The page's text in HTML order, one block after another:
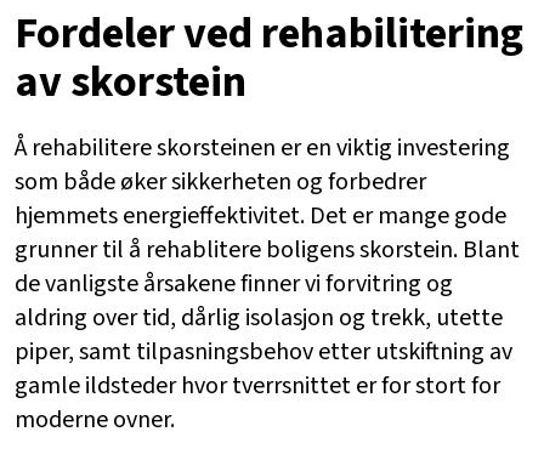
Fordeler ved rehabilitering
av skorstein
Å rehabilitere skorsteinen er en viktig investering
som både øker sikkerheten og forbedrer
hjemmets energieffektivitet. Det er mange gode
grunner til å rehablitere boligens skorstein. Blant
de vanligste årsakene finner vi forvitring og
aldring over tid, dårlig isolasjon og trekk, utette
piper, samt tilpasningsbehov etter utskiftning av
gamle ildsteder hvor tverrsnittet er for stort for
moderne ovner.